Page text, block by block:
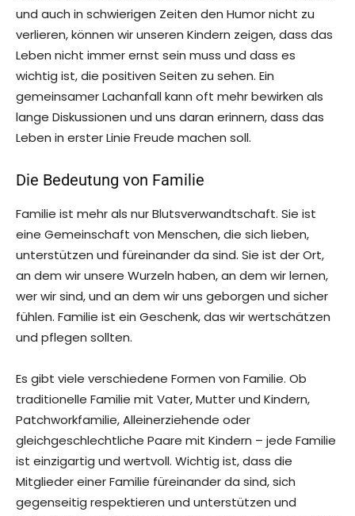
und auch in schwierigen Zeiten den Humor nicht zu
verlieren, können wir unseren Kindern zeigen, dass das
Leben nicht immer ernst sein muss und dass es
wichtig ist, die positiven Seiten zu sehen. Ein
gemeinsamer Lachanfall kann oft mehr bewirken als
lange Diskussionen und uns daran erinnern, dass das
Leben in erster Linie Freude machen soll.
Die Bedeutung von Familie
Familie ist mehr als nur Blutsverwandtschaft. Sie ist
eine Gemeinschaft von Menschen, die sich lieben,
unterstützen und füreinander da sind. Sie ist der Ort,
an dem wir unsere Wurzeln haben, an dem wir lernen,
wer wir sind, und an dem wir uns geborgen und sicher
fühlen. Familie ist ein Geschenk, das wir wertschätzen
und pflegen sollten.
Es gibt viele verschiedene Formen von Familie. Ob
traditionelle Familie mit Vater, Mutter und Kindern,
Patchworkfamilie, Alleinerziehende oder
gleichgeschlechtliche Paare mit Kindern – jede Familie
ist einzigartig und wertvoll. Wichtig ist, dass die
Mitglieder einer Familie füreinander da sind, sich
gegenseitig respektieren und unterstützen und